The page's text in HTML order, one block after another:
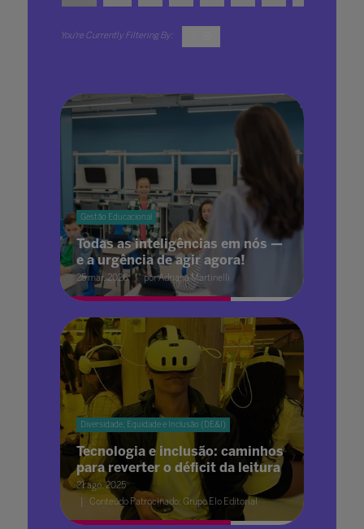
Gestão Educacional
Todas as inteligências em nós —
e a urgência de agir agora!
25 mar. 2026 por Adriana Martinelli
Diversidade, Equidade e Inclusão (DE&I)
Tecnologia e inclusão: caminhos
para reverter o déficit da leitura
21 ago. 2025
Conteúdo Patrocinado: Grupo Elo Editorial